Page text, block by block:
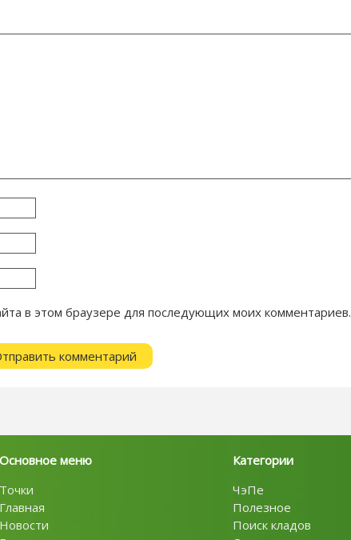
в этом браузере для последующих моих комментариев.
Основное меню
Точки
Главная
Новости
Категории
ЧэПе
Полезное
Поиск кладов